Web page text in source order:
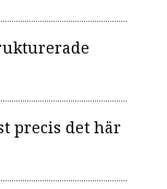
precis det här